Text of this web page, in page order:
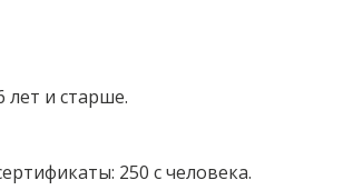
лет и старше.
250 с человека.